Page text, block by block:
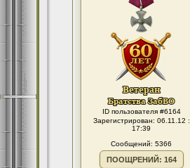
ID пользователя #6164
Зарегистрирован: 06.11.12 :
17:39
Сообщений: 5366
ПООЩРЕНИЙ: 164